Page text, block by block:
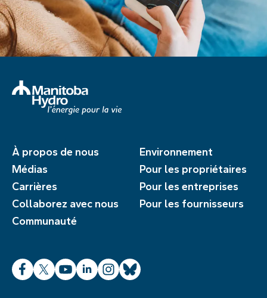
À propos de nous
Médias
Carrières
Collaborez avec nous
Communauté
Environnement
Pour les propriétaires
Pour les entreprises
Pour les fournisseurs
Facebook
X YouTube
LinkedInInstagram
Bluesky